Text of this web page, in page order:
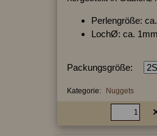
Perlengröße:
LochØ: ca. 1mm
Packungsgröße:
Kategorie: Nuggets